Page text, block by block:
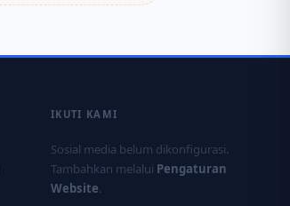
IKUTI KAMI
Sosial media belum dikonfigurasi.
Tambahkan melalui Pengaturan
Website.